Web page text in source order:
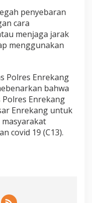
penyebaran
cara
menjaga jarak
menggunakan
Polres Enrekang
bahwa
Enrekang
Enrekang untuk
covid 19 (C13).